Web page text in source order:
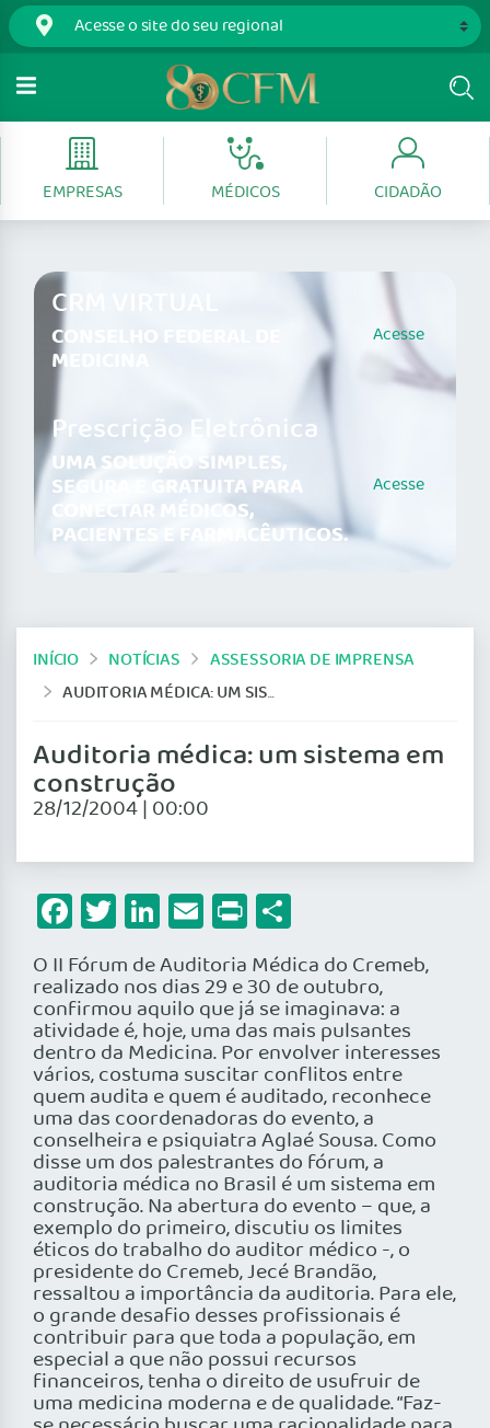
EMPRESAS MÉDICOS CIDADÃO
CRM VIRTUAL
CONSELHO FEDERAL DE
MEDICINA
Acesse
Prescrição Eletrônica
UMA SOLUÇÃO SIMPLES,
SEGURA E GRATUITA PARA
CONECTAR MÉDICOS,
PACIENTES E FARMACÊUTICOS.
Acesse
INÍCIO NOTÍCIAS
ASSESSORIA DE IMPRENSA
AUDITORIA MÉDICA: UM SISTEMA EM CONSTRUÇÃO
Auditoria médica: um sistema em
construção
28/12/2004 | 00:00
Facebook
Twitter
LinkedIn
Email
Print
O II Fórum de Auditoria Médica do Cremeb,
realizado nos dias 29 e 30 de outubro,
confirmou aquilo que já se imaginava: a
atividade é, hoje, uma das mais pulsantes
dentro da Medicina. Por envolver interesses
vários, costuma suscitar conflitos entre
quem audita e quem é auditado, reconhece
uma das coordenadoras do evento, a
conselheira e psiquiatra Aglaé Sousa. Como
disse um dos palestrantes do fórum, a
auditoria médica no Brasil é um sistema em
construção. Na abertura do evento – que, a
exemplo do primeiro, discutiu os limites
éticos do trabalho do auditor médico -, o
presidente do Cremeb, Jecé Brandão,
ressaltou a importância da auditoria. Para ele,
o grande desafio desses profissionais é
contribuir para que toda a população, em
especial a que não possui recursos
financeiros, tenha o direito de usufruir de
uma medicina moderna e de qualidade. “Faz-